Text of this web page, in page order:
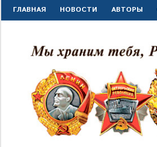
Перейти
к
ГЛАВНАЯ НОВОСТИ АВТОРЫ